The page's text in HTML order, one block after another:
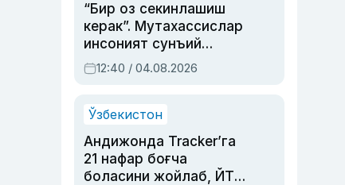
“Бир оз секинлашиш
керак”. Мутахассислар
инсоният сунъий
интеллектни бошқара
олмай қолишидан
12:40 / 04.08.2026
Ўзбекистон
Андижонда Tracker’га
21 нафар боғча
боласини жойлаб, ЙТҲ